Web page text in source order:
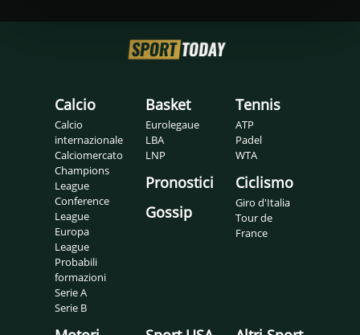
Calcio
Calcio
internazionale
Calciomercato
Champions
League
Conference
League
Europa
League
Probabili
formazioni
Serie A
Serie B
Basket
Eurolegaue
LBA
LNP
Pronostici
Gossip
Tennis
ATP
Padel
WTA
Ciclismo
Giro d'Italia
Tour de
France